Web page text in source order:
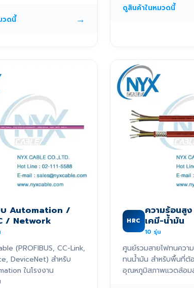
วดนี้ →
ดูสินค้าในหมวดนี้
บ Automation /
/ Network
(PROFIBUS, CC-Link,
DeviceNet) สำหรับ
ในโรงงาน
HRC
ความร้อนสู
เคมี-น้ำมัน
10 รุ่น
ศูนย์รวมสายไฟทนควา
ทนน้ำมัน สำหรับพื้นที่ต้
อุณหภูมิสภาพแวดล้อม